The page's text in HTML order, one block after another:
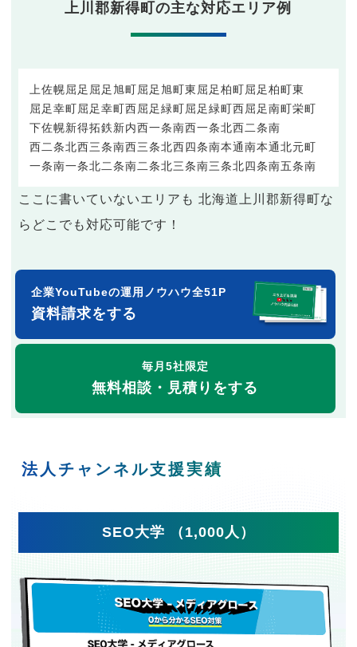
上川郡新得町の主な対応エリア例
上佐幌屈足 屈足旭町屈足旭町東 屈足柏町屈足柏町東
屈足幸町屈足幸町西屈足緑町屈足緑町西屈足南町栄町
下佐幌新得拓鉄新内西一条南西一条北西二条南
西二条北西三条南西三条北西四条南本通南本通北元町
一条南一条北二条南二条北三条南三条北四条南五条南
ここに書いていないエリアも 北海道上川郡新得町な
らどこでも対応可能です！
企業YouTubeの運用ノウハウ全51P
資料請求をする
毎月5社限定
無料相談・見積りをする
法人チャンネル支援実績
SEO大学 （1,000人）